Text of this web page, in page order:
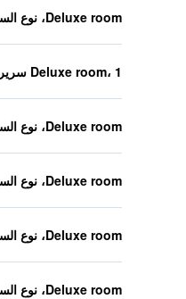
Deluxe room، نوع السرير غير معروف
Deluxe room، 1 سرير كينغ
Deluxe room، نوع السرير غير معروف
Deluxe room، نوع السرير غير معروف
Deluxe room، نوع السرير غير معروف
Deluxe room، نوع السرير غير معروف